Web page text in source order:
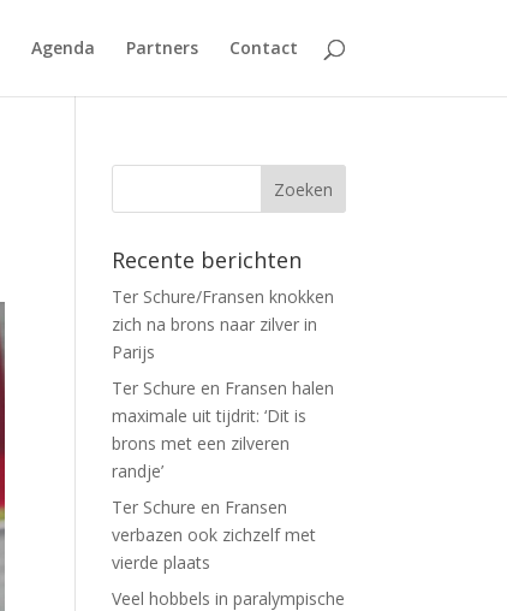
Agenda Partners Contact
Recente berichten
Ter Schure/Fransen knokken
zich na brons naar zilver in
Parijs
Ter Schure en Fransen halen
maximale uit tijdrit: ‘Dit is
brons met een zilveren
randje’
Ter Schure en Fransen
verbazen ook zichzelf met
vierde plaats
Veel hobbels in paralympische